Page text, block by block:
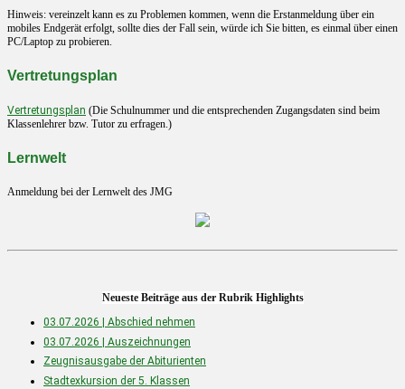
Hinweis: vereinzelt kann es zu Problemen kommen, wenn die Erstanmeldung über ein
mobiles Endgerät erfolgt, sollte dies der Fall sein, würde ich Sie bitten, es einmal über einen
PC/Laptop zu probieren.
Vertretungsplan
Vertretungsplan (Die Schulnummer und die entsprechenden Zugangsdaten sind beim
Klassenlehrer bzw. Tutor zu erfragen.)
Lernwelt
Anmeldung bei der Lernwelt des JMG
Neueste Beiträge aus der Rubrik Highlights
03.07.2026 | Abschied nehmen
03.07.2026 | Auszeichnungen
Zeugnisausgabe der Abiturienten
Stadtexkursion der 5. Klassen